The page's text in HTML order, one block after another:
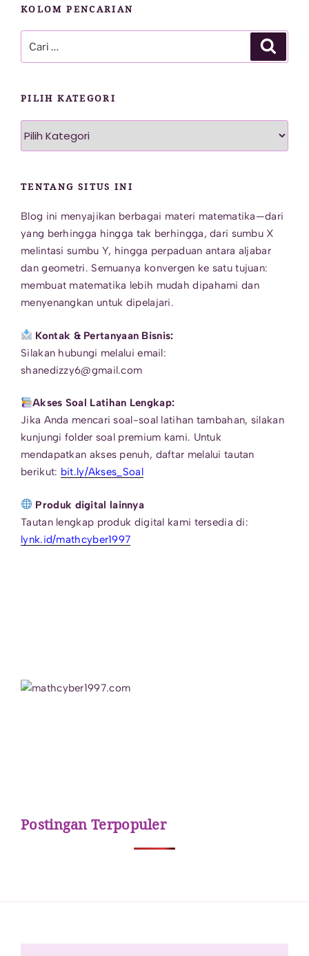
KOLOM PENCARIAN
untuk:
PILIH KATEGORI
TENTANG SITUS INI
Blog ini menyajikan berbagai materi matematika—dari
yang berhingga hingga tak berhingga, dari sumbu X
melintasi sumbu Y, hingga perpaduan antara aljabar
dan geometri. Semuanya konvergen ke satu tujuan:
membuat matematika lebih mudah dipahami dan
menyenangkan untuk dipelajari.
Kontak & Pertanyaan Bisnis:
Silakan hubungi melalui email:
shanedizzy6@gmail.com
Akses Soal Latihan Lengkap:
Jika Anda mencari soal-soal latihan tambahan, silakan
kunjungi folder soal premium kami. Untuk
mendapatkan akses penuh, daftar melalui tautan
berikut: bit.ly/Akses_Soal
Produk digital lainnya
Tautan lengkap produk digital kami tersedia di:
lynk.id/mathcyber1997
Postingan Terpopuler